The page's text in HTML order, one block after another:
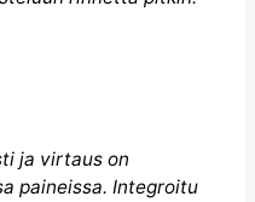
ja virtaus on
paineissa. Integroitu